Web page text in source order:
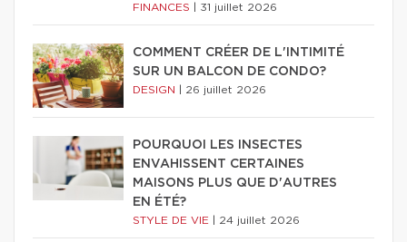
FINANCES 31 juillet 2026
COMMENT CRÉER DE L'INTIMITÉ
SUR UN BALCON DE CONDO?
DESIGN 26 juillet 2026
POURQUOI LES INSECTES
ENVAHISSENT CERTAINES
MAISONS PLUS QUE D'AUTRES
EN ÉTÉ?
STYLE DE VIE 24 juillet 2026